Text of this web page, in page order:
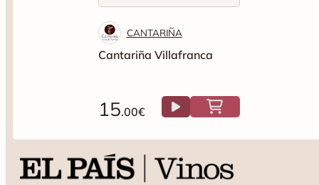
CANTARIÑA
Cantariña Villafranca
15.00€